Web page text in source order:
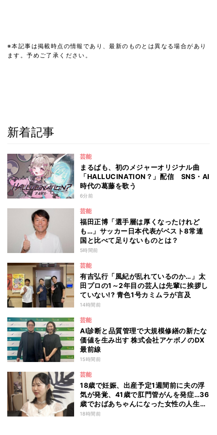
※本記事は掲載時点の情報であり、最新のものとは異なる場合があり
ます。予めご了承ください。
新着記事
芸能
まるぱも、初のメジャーオリジナル曲
「HALLUCINATION？」配信 SNS・AI
時代の葛藤を歌う
6分前
芸能
福田正博「選手層は厚くなったけれど
も…」サッカー日本代表がベスト8常連
国と比べて足りないものとは？
5時間前
芸能
有吉弘行「風紀が乱れているのか…」太
田プロの1～2年目の芸人は先輩に挨拶し
ていない!? 青色1号カミムラが言及
14時間前
芸能
AI診断と品質管理で大規模修繕の新たな
価値を生み出す 株式会社アケボノのDX
最前線
15時間前
芸能
18歳で妊娠、出産予定1週間前に夫の浮
気が発覚、41歳で肛門管がんを発症…36
歳でおばあちゃんになった女性の人生に
島田珠代も思わず涙 『愛のハイエナ
18時間前